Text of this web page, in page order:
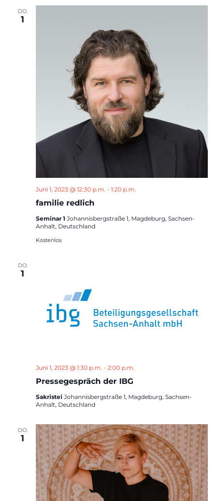
DO.
1
familie redlich
Juni 1, 2023 @ 12:30 p.m. - 1:20 p.m.
Seminar 1 Johannisbergstraße 1, Magdeburg, Sachsen-
Anhalt, Deutschland
Kostenlos
DO.
1
Pressegespräch der IBG
Juni 1, 2023 @ 1:30 p.m. - 2:00 p.m.
Sakristei Johannisbergstraße 1, Magdeburg, Sachsen-
Anhalt, Deutschland
DO.
1